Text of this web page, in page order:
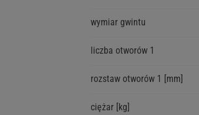
wymiar gwintu
liczba otworów 1
rozstaw otworów 1 [mm]
ciężar [kg]
GDZIE GO SPRAWDZIĆ?
CZYM JEST NUMER KBA?